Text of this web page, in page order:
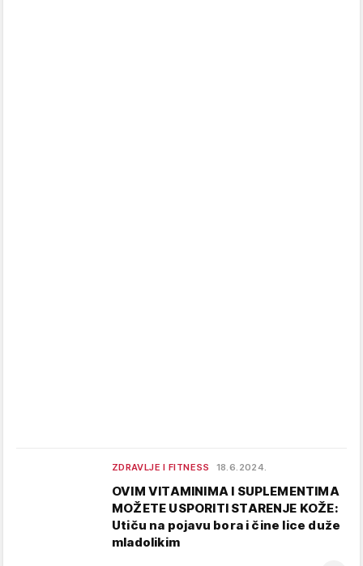
ZDRAVLJE I FITNESS 18.6.2024.
OVIM VITAMINIMA I SUPLEMENTIMA
MOŽETE USPORITI STARENJE KOŽE:
Utiču na pojavu bora i čine lice duže
mladolikim